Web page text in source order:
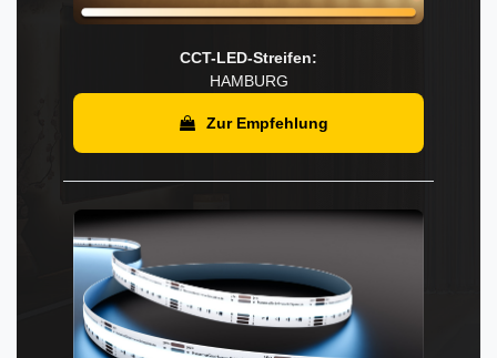
CCT-LED-Streifen:
HAMBURG
Zur Empfehlung